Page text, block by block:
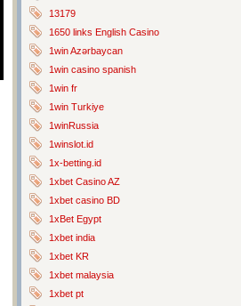
13179
1650 links English Casino
1win Azərbaycan
1win casino spanish
1win fr
1win Turkiye
1winRussia
1winslot.id
1x-betting.id
1xbet Casino AZ
1xbet casino BD
1xBet Egypt
1xbet india
1xbet KR
1xbet malaysia
1xbet pt